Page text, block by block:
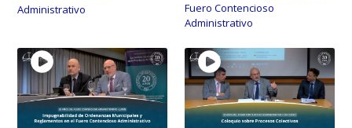
Administrativo
Fuero Contencioso
Administrativo